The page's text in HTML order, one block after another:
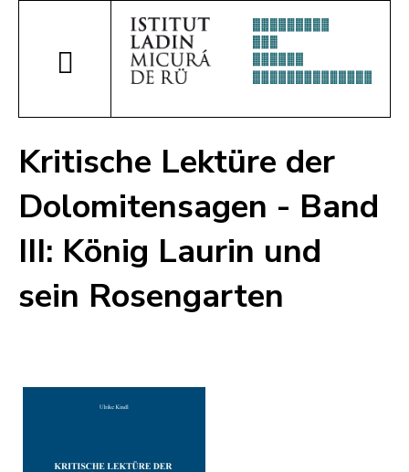
Kritische Lektüre der
Dolomitensagen - Band
III: König Laurin und
sein Rosengarten